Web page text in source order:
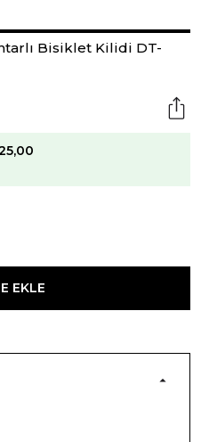
Bisiklet Kilidi DT-
EKLE